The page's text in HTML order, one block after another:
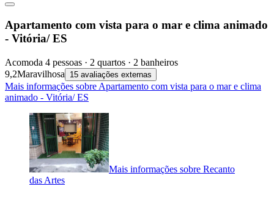
Apartamento com vista para o mar e clima animado
- Vitória/ ES
Acomoda 4 pessoas · 2 quartos · 2 banheiros
9,2Maravilhosa 15 avaliações externas
Mais informações sobre Apartamento com vista para o mar e clima
animado - Vitória/ ES
Mais informações sobre Recanto
das Artes